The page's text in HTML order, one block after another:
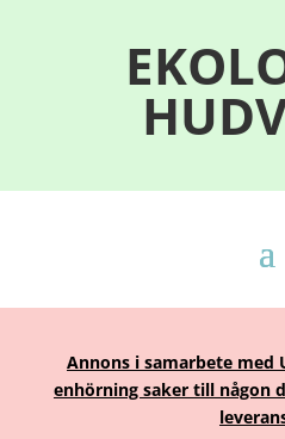
Annons i samarbete med
enhörning saker till någon